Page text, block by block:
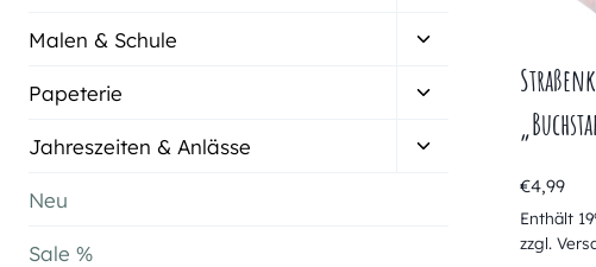
€4,99
Enthält
zzgl.
Malen & Schule
Untermenü
umschalten
Papeterie
Untermenü
Jahreszeiten & Anlässe
Untermenü
Neu
Sale %